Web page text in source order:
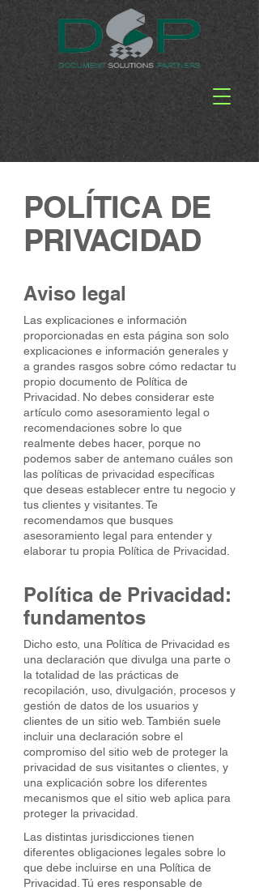
POLÍTICA DE
PRIVACIDAD
Aviso legal
Las explicaciones e información
proporcionadas en esta página son solo
explicaciones e información generales y
a grandes rasgos sobre cómo redactar tu
propio documento de Política de
Privacidad. No debes considerar este
artículo como asesoramiento legal o
recomendaciones sobre lo que
realmente debes hacer, porque no
podemos saber de antemano cuáles son
las políticas de privacidad específicas
que deseas establecer entre tu negocio y
tus clientes y visitantes. Te
recomendamos que busques
asesoramiento legal para entender y
elaborar tu propia Política de Privacidad.
Política de Privacidad:
fundamentos
Dicho esto, una Política de Privacidad es
una declaración que divulga una parte o
la totalidad de las prácticas de
recopilación, uso, divulgación, procesos y
gestión de datos de los usuarios y
clientes de un sitio web. También suele
incluir una declaración sobre el
compromiso del sitio web de proteger la
privacidad de sus visitantes o clientes, y
una explicación sobre los diferentes
mecanismos que el sitio web aplica para
proteger la privacidad.
Las distintas jurisdicciones tienen
diferentes obligaciones legales sobre lo
que debe incluirse en una Política de
Privacidad. Tú eres responsable de